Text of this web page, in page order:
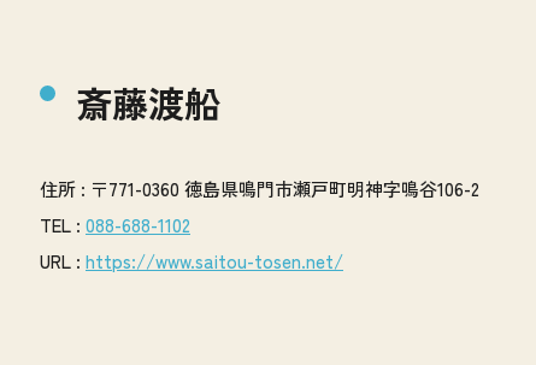
斎藤渡船
住所 : 〒771-0360 徳島県鳴門市瀬戸町明神字鳴谷106-2
TEL : 088-688-1102
URL : https://www.saitou-tosen.net/